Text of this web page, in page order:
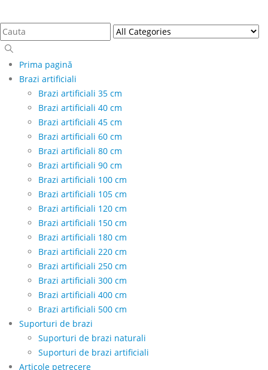
Prima pagină
Brazi artificiali
Brazi artificiali 35 cm
Brazi artificiali 40 cm
Brazi artificiali 45 cm
Brazi artificiali 60 cm
Brazi artificiali 80 cm
Brazi artificiali 90 cm
Brazi artificiali 100 cm
Brazi artificiali 105 cm
Brazi artificiali 120 cm
Brazi artificiali 150 cm
Brazi artificiali 180 cm
Brazi artificiali 220 cm
Brazi artificiali 250 cm
Brazi artificiali 300 cm
Brazi artificiali 400 cm
Brazi artificiali 500 cm
Suporturi de brazi
Suporturi de brazi naturali
Suporturi de brazi artificiali
Articole petrecere